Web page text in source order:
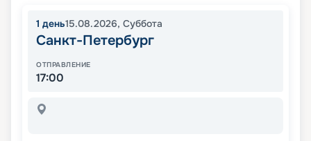
1 день15.08.2026, Суббота
Санкт-Петербург
ОТПРАВЛЕНИЕ
17:00